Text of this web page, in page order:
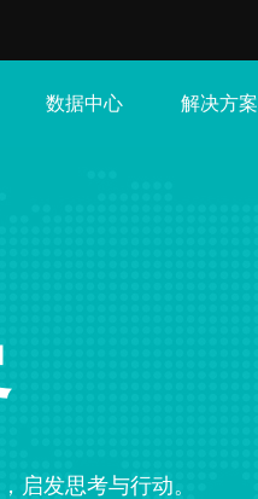
数据中心 解决方案
启发思考与行动。